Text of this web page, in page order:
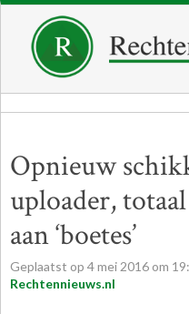
Opnieuw
uploader,
aan ‘boetes’
Geplaatst op 4mei 2016 om
Rechtennieuws.nl